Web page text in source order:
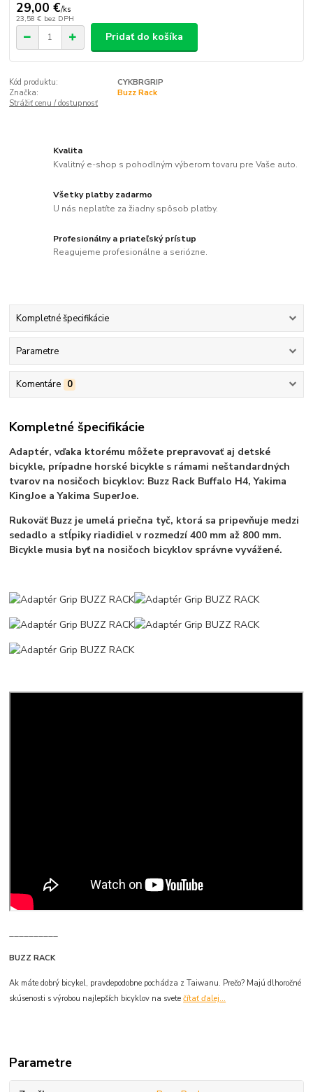
29,00 €/ks
23,58 € bez DPH
Pridať do košíka
Kód produktu:
CYKBRGRIP
Značka:
Buzz Rack
Strážiť cenu / dostupnosť
Kvalita
Kvalitný e-shop s pohodlným výberom tovaru pre Vaše auto.
Všetky platby zadarmo
U nás neplatíte za žiadny spôsob platby.
Profesionálny a priateľský prístup
Reagujeme profesionálne a seriózne.
Kompletné špecifikácie
Parametre
Komentáre 0
Kompletné špecifikácie
Adaptér, vďaka ktorému môžete prepravovať aj detské
bicykle, prípadne horské bicykle s rámami neštandardných
tvarov na nosičoch bicyklov: Buzz Rack Buffalo H4, Yakima
KingJoe a Yakima SuperJoe.
Rukoväť Buzz je umelá priečna tyč, ktorá sa pripevňuje medzi
sedadlo a stĺpiky riadidiel v rozmedzí 400 mm až 800 mm.
Bicykle musia byť na nosičoch bicyklov správne vyvážené.
__________
BUZZ RACK
Ak máte dobrý bicykel, pravdepodobne pochádza z Taiwanu. Prečo? Majú dlhoročné
skúsenosti s výrobou najlepších bicyklov na svetečítať ďalej...
Parametre